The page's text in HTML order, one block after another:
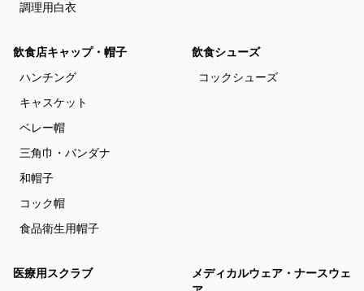
調理用白衣
飲食店キャップ・帽子
ハンチング
キャスケット
ベレー帽
三角巾・バンダナ
和帽子
コック帽
食品衛生用帽子
飲食シューズ
コックシューズ
医療用スクラブ
メディカルウェア・ナースウェ